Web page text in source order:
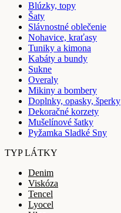
Blúzky, topy
Šaty
Slávnostné oblečenie
Nohavice, kraťasy
Tuniky a kimona
Kabáty a bundy
Sukne
Overaly
Mikiny a bombery
Doplnky, opasky, šperky
Dekoračné korzety
Mušelínové šatky
Pyžamka Sladké Sny
TYP LÁTKY
Denim
Viskóza
Tencel
Lyocel